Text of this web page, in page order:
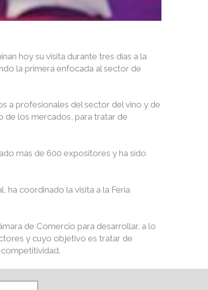
hoy su visita durante tres días a la
la primera enfocada al sector de
a profesionales del sector del vino y de
de los mercados, para tratar de
más de 600 expositores y ha sido
ha coordinado la visita a la Feria
de Comercio para desarrollar, a lo
y cuyo objetivo es tratar de